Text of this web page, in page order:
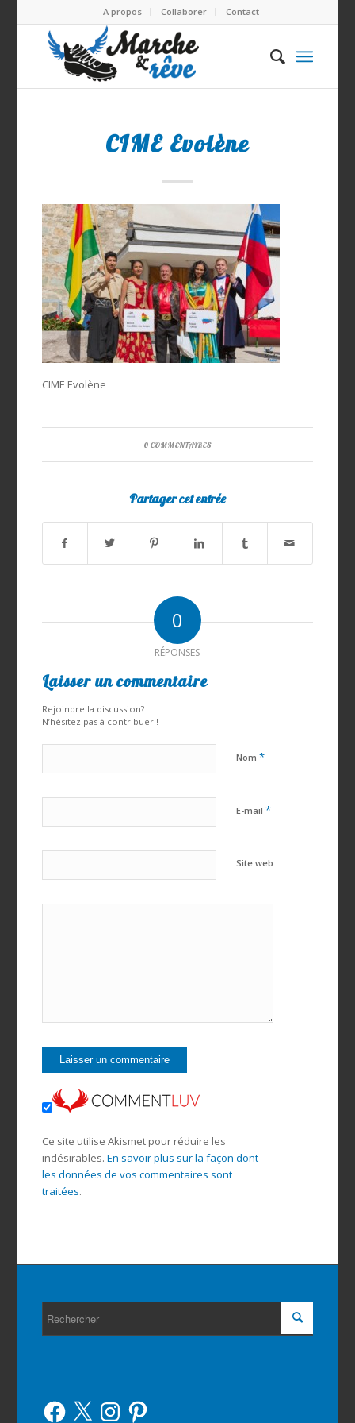
A propos Collaborer Contact
CIME Evolène
CIME Evolène
0 COMMENTAIRES
Partager cet entrée
0
RÉPONSES
Laisser un commentaire
Rejoindre la discussion?
N’hésitez pas à contribuer !
Nom *
E-mail *
Site web
Ce site utilise Akismet pour réduire les
indésirables. En savoir plus sur la façon dont
les données de vos commentaires sont
traitées.
Facebook
X InstagramPinterest